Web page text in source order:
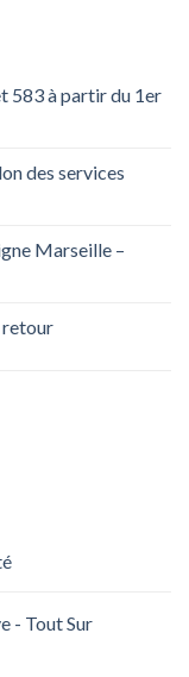
583 à partir du 1er
des services
Marseille –
retour
- Tout Sur